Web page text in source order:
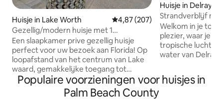
Huisje in Lake Worth Gemiddelde beoordeling van
4,87 (207)
Gezellig/modern huisje met 1
slaapkamer
Een slaapkamer prive gezellig huisje
perfect voor uw bezoek aan Florida! Op
loopafstand van het centrum van Lake
waard, gemakkelijke toegang tot
bibliotheek, theater, boetiekjes, lekker
eten, restaurants, bars en
entertainment. Geweldige plek voor
Huisje in Delray
Strandverblijf
een steenworp
Welkom in je
plezier, waar je
tropische lucht
water van Delray
pension
en gelegen in
Populaire voorzieningen voor huisjes in
Palm Beach County